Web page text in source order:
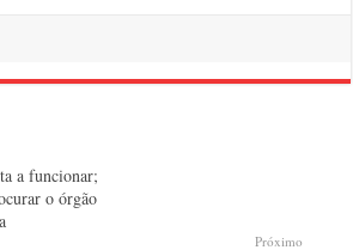
a funcionar;
o órgão
Próximo